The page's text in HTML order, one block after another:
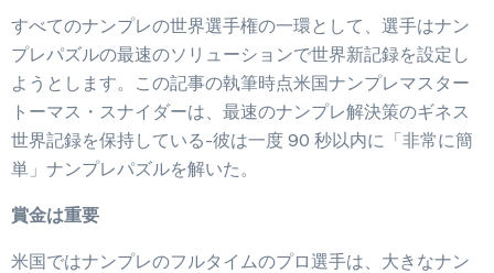
すべてのナンプレの世界選手権の一環として、選手はナン
プレパズルの最速のソリューションで世界新記録を設定し
ようとします。この記事の執筆時点米国ナンプレマスター
トーマス・スナイダーは、最速のナンプレ解決策のギネス
世界記録を保持している-彼は一度 90 秒以内に「非常に簡
単」ナンプレパズルを解いた。
賞金は重要
米国ではナンプレのフルタイムのプロ選手は、大きなナン